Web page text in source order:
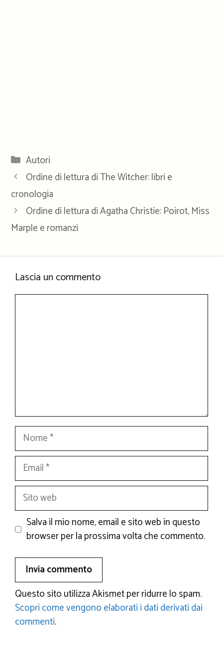
Categorie
Autori
Ordine di lettura di The Witcher: libri e
cronologia
Ordine di lettura di Agatha Christie: Poirot, Miss
Marple e romanzi
Lascia un commento
Nome
Email
Sito
web
Salva il mio nome, email e sito web in questo
browser per la prossima volta che commento.
Questo sito utilizza Akismet per ridurre lo spam.
Scopri come vengono elaborati i dati derivati dai
commenti.